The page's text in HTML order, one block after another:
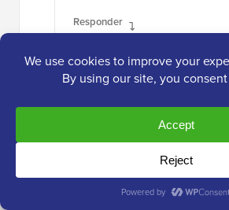
Responder
24 de fev de 2023 às 1:45
Olá, muito obrigado pelo post.